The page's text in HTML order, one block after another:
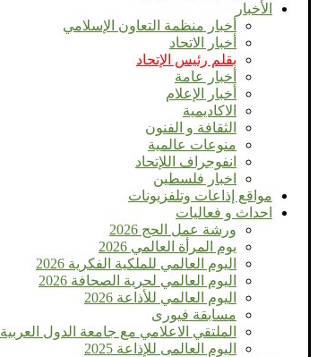
الأخبار
أخبار منظمة التعاون الإسلامي
أخبار الاتحاد
بقلم رئيس الإتحاد
أخبار عامة
أخبار الإعلام
الاكاديمية
الثقافة و الفنون
منوعات عالمية
انفوجراف اللإتحاد
اخبار فلسطين
مواقع إذاعات وتلفزيونات
احداث و فعاليات
ورشة عمل الحج 2026
يوم المرأة العالمي 2026
اليوم العالمي للملكية الفكرية 2026
اليوم العالمي لحرية الصحافة 2026
اليوم العالمي للأذاعة 2026
مسابقة فيورى
الملتقي الاعلامي مع جامعة الدول العربية
اليوم العالمى للإذاعة 2025